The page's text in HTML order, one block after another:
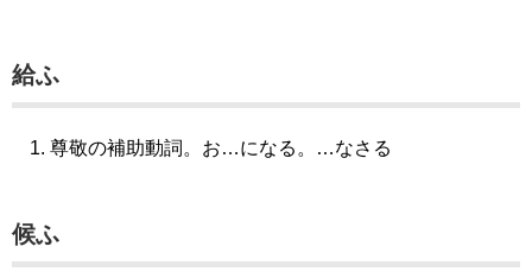
給ふ
尊敬の補助動詞。お…になる。…なさる
候ふ